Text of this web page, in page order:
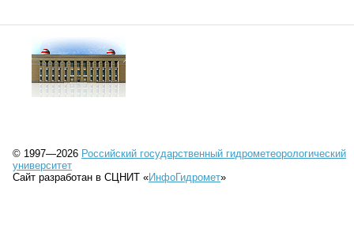
© 1997—2026 Российский государственный гидрометеорологический
университет
Сайт разработан в СЦНИТ «ИнфоГидромет»